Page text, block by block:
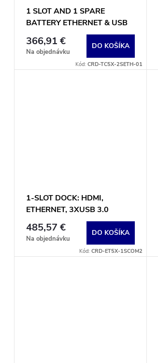
d
o
1 SLOT AND 1 SPARE
BATTERY ETHERNET & USB
COMMUNICATIONS CRADLE
FOR TC5X TERMINALS
366,91 €
Na objednávku
DO KOŠÍKA
Kód:CRD-TC5X-2SETH-01
1-SLOT DOCK: HDMI,
ETHERNET, 3XUSB 3.0
485,57 €
Na objednávku
DO KOŠÍKA
Kód:CRD-ET5X-1SCOM2